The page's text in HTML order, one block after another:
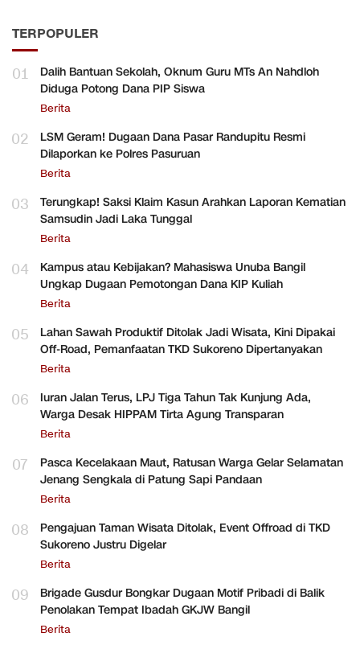
TERPOPULER
01
Dalih Bantuan Sekolah, Oknum Guru MTs An Nahdloh
Diduga Potong Dana PIP Siswa
Berita
02
LSM Geram! Dugaan Dana Pasar Randupitu Resmi
Dilaporkan ke Polres Pasuruan
Berita
03
Terungkap! Saksi Klaim Kasun Arahkan Laporan Kematian
Samsudin Jadi Laka Tunggal
Berita
04
Kampus atau Kebijakan? Mahasiswa Unuba Bangil
Ungkap Dugaan Pemotongan Dana KIP Kuliah
Berita
05
Lahan Sawah Produktif Ditolak Jadi Wisata, Kini Dipakai
Off-Road, Pemanfaatan TKD Sukoreno Dipertanyakan
Berita
06
Iuran Jalan Terus, LPJ Tiga Tahun Tak Kunjung Ada,
Warga Desak HIPPAM Tirta Agung Transparan
Berita
07
Pasca Kecelakaan Maut, Ratusan Warga Gelar Selamatan
Jenang Sengkala di Patung Sapi Pandaan
Berita
08
Pengajuan Taman Wisata Ditolak, Event Offroad di TKD
Sukoreno Justru Digelar
Berita
09
Brigade Gusdur Bongkar Dugaan Motif Pribadi di Balik
Penolakan Tempat Ibadah GKJW Bangil
Berita